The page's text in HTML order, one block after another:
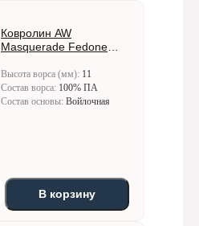
Ковролин AW
Masquerade Fedone
Высота ворса (мм): 11
Состав ворса: 100% ПА
Состав основы: Войлочная
В корзину